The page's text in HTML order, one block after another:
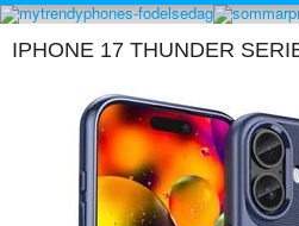
IPHONE 17 THUNDER